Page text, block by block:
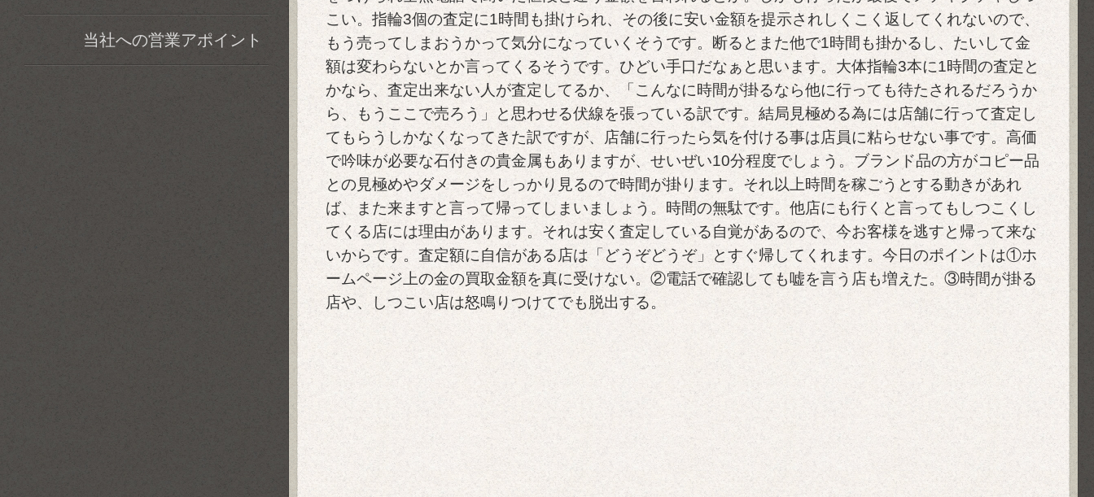
こい。指輪3個の査定に1時間も掛けられ、その後に安い金額を提示されしくこく返してくれないので、
もう売ってしまおうかって気分になっていくそうです。断るとまた他で1時間も掛かるし、たいして金
額は変わらないとか言ってくるそうです。ひどい手口だなぁと思います。大体指輪3本に1時間の査定と
かなら、査定出来ない人が査定してるか、「こんなに時間が掛るなら他に行っても待たされるだろうか
ら、もうここで売ろう」と思わせる伏線を張っている訳です。結局見極める為には店舗に行って査定し
てもらうしかなくなってきた訳ですが、店舗に行ったら気を付ける事は店員に粘らせない事です。高価
で吟味が必要な石付きの貴金属もありますが、せいぜい10分程度でしょう。ブランド品の方がコピー品
との見極めやダメージをしっかり見るので時間が掛ります。それ以上時間を稼ごうとする動きがあれ
ば、また来ますと言って帰ってしまいましょう。時間の無駄です。他店にも行くと言ってもしつこくし
てくる店には理由があります。それは安く査定している自覚があるので、今お客様を逃すと帰って来な
いからです。査定額に自信がある店は「どうぞどうぞ」とすぐ帰してくれます。今日のポイントは①ホ
ームページ上の金の買取金額を真に受けない。②電話で確認しても嘘を言う店も増えた。③時間が掛る
店や、しつこい店は怒鳴りつけてでも脱出する。
当社への営業アポイント